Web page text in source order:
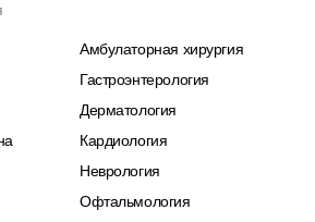
Амбулаторная хирургия
Гастроэнтерология
Дерматология
Кардиология
Неврология
Офтальмология